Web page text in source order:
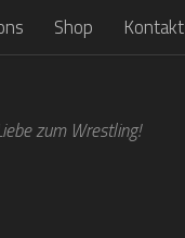
Shop Kontakt
zum Wrestling!